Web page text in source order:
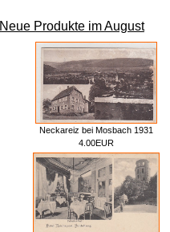
Neue Produkte im August
Neckareiz bei Mosbach 1931
4.00EUR